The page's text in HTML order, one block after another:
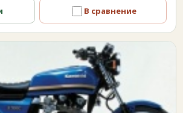
В сравнение